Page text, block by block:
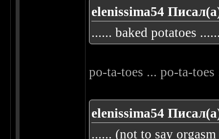
elenissima54
...... baked potatoes
po-ta-toes ... po-ta-
elenissima54
...... (not to say